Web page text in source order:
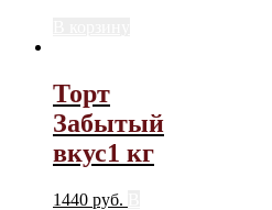
Торт
Забытый
вкус1 кг
1440 руб.